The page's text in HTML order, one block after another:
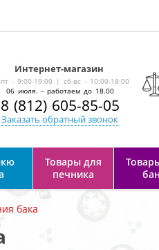
Интернет-магазин
-
пт - 9:00-19:00 | сб-вс - 10:00-18:00
06 июля. - работаем до 18.00
8 (812) 605-85-05
Заказать обратный звонок
Товары для
печника
бака